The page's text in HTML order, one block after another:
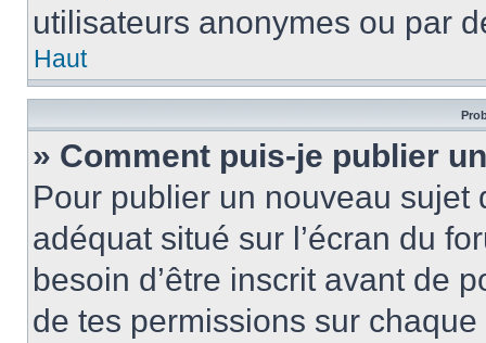
utilisateurs anonymes ou par
Haut
» Comment puis-je publier
Pour publier un nouveau
adéquat situé sur l’écran du
besoin d’être inscrit avant de
de tes permissions sur